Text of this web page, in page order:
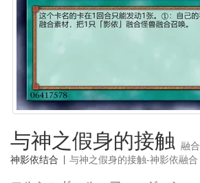
与神之假身的接触 融合
神影依结合 | 与神之假身的接触-神影依融合